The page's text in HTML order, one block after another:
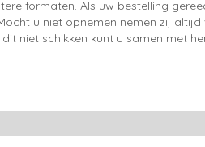
formaten. Als uw bestelling
u niet opnemen nemen zij
niet schikken kunt u samen met